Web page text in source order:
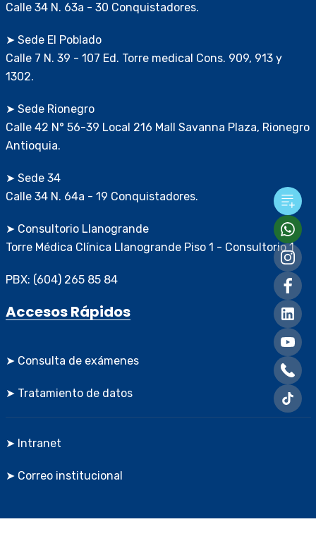
Calle 34 N. 63a - 30 Conquistadores.
➤ Sede El Poblado
Calle 7 N. 39 - 107 Ed. Torre medical Cons. 909, 913 y
1302.
➤ Sede Rionegro
Calle 42 N° 56-39 Local 216 Mall Savanna Plaza, Rionegro
Antioquia.
➤ Sede 34
Calle 34 N. 64a - 19 Conquistadores.
➤ Consultorio Llanogrande
Torre Médica Clínica Llanogrande Piso 1 - Consultorio 1
PBX: (604) 265 85 84
Accesos Rápidos
➤ Consulta de exámenes
➤ Tratamiento de datos
➤ Intranet
➤ Correo institucional